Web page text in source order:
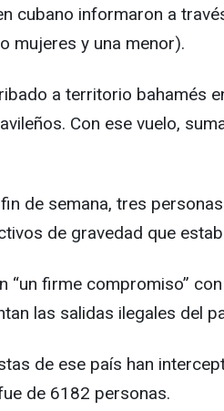
cubano informaron a
mujeres y una menor).
a territorio bahamés
Con ese vuelo,
de semana, tres
de gravedad que
firme compromiso”
las salidas ilegales del
de ese país han
de 6182 personas.